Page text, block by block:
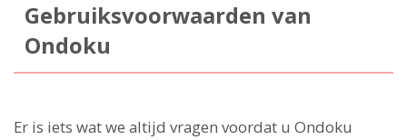
Gebruiksvoorwaarden van
Ondoku
Er is iets wat we altijd vragen voordat u Ondoku